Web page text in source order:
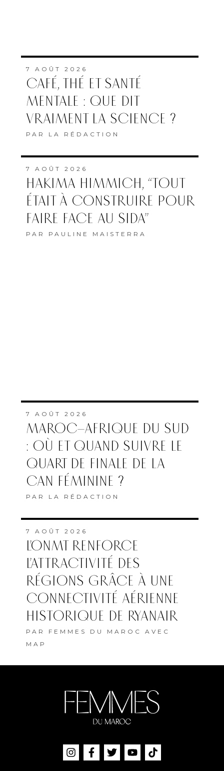
7 AOÛT 2026
CAFÉ, THÉ ET SANTÉ
MENTALE : QUE DIT
VRAIMENT LA SCIENCE ?
PAR LA RÉDACTION
7 AOÛT 2026
HAKIMA HIMMICH, “TOUT
ÉTAIT À CONSTRUIRE POUR
FAIRE FACE AU SIDA”
PAR PAULINE MAISTERRA
7 AOÛT 2026
MAROC–AFRIQUE DU SUD
: OÙ ET QUAND SUIVRE LE
QUART DE FINALE DE LA
CAN FÉMININE ?
PAR LA RÉDACTION
7 AOÛT 2026
L’ONMT RENFORCE
L’ATTRACTIVITÉ DES
RÉGIONS GRÂCE À UNE
CONNECTIVITÉ AÉRIENNE
HISTORIQUE DE RYANAIR
PAR FEMMES DU MAROC AVEC
MAP